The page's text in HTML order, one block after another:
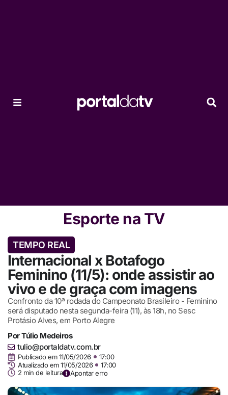
Esporte na TV
TEMPO REAL
Internacional x Botafogo
Feminino (11/5): onde assistir ao
vivo e de graça com imagens
Confronto da 10ª rodada do Campeonato Brasileiro - Feminino
será disputado nesta segunda-feira (11), às 18h, no Sesc
Protásio Alves, em Porto Alegre
PorTúlio Medeiros
tulio@portaldatv.com.br
Publicado em 11/05/2026
17:00
Atualizado em 11/05/2026
17:00
2 min de leitura
Apontar erro